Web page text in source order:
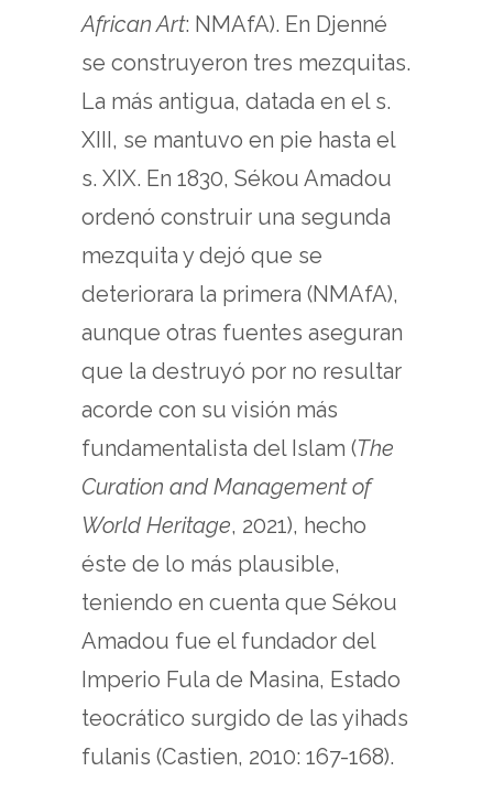
African Art: NMAfA). En Djenné
se construyeron tres mezquitas.
La más antigua, datada en el s.
XIII, se mantuvo en pie hasta el
s. XIX. En 1830, Sékou Amadou
ordenó construir una segunda
mezquita y dejó que se
deteriorara la primera (NMAfA),
aunque otras fuentes aseguran
que la destruyó por no resultar
acorde con su visión más
fundamentalista del Islam (The
Curation and Management of
World Heritage, 2021), hecho
éste de lo más plausible,
teniendo en cuenta que Sékou
Amadou fue el fundador del
Imperio Fula de Masina, Estado
teocrático surgido de las yihads
fulanis (Castien, 2010: 167-168).